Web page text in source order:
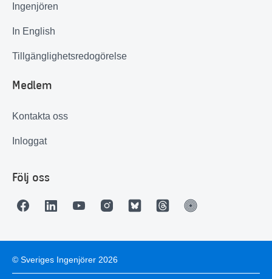
Ingenjören
In English
Tillgänglighetsredogörelse
Medlem
Kontakta oss
Inloggat
Följ oss
© Sveriges Ingenjörer 2026